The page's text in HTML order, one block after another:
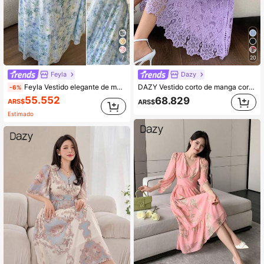
7
Feyla
-6% Feyla Vestido elegante de manga larga con cuello en V, fruncido y estampado floral para mujer
ARS$55.552
Estimado
20
Dazy
DAZY Vestido corto de manga corta de encaje soluble en agua, elegante y juvenil, vestido de fiesta de moda de alta gama
ARS$68.829